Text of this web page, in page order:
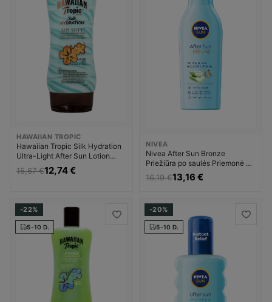
HAWAIIAN TROPIC
Hawaiian Tropic Silk Hydration
Ultra-Light After Sun Lotion
Priežiūra po saulės Priemonė po
įdegio Unisex
15,67 €12,74 €
NIVEA
Nivea After Sun Bronze
Priežiūra po saulės Priemonė po
įdegio Unisex
16,19 €13,16 €
-22%
5-10 D.
-20%
5-10 D.